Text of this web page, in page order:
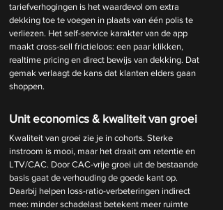
tariefverhogingen is het waardevol om extra
dekking toe te voegen in plaats van één polis te
verliezen. Het self-service karakter van de app
maakt cross-sell frictieloos: een paar klikken,
realtime pricing en direct bewijs van dekking. Dat
gemak verlaagt de kans dat klanten elders gaan
shoppen.
Unit economics & kwaliteit van groei
Kwaliteit van groei zie je in cohorts. Sterke
instroom is mooi, maar het draait om retentie en
LTV/CAC. Door CAC-vrije groei uit de bestaande
basis gaat de verhouding de goede kant op.
Daarbij helpen loss-ratio-verbeteringen indirect
mee: minder schadelast betekent meer ruimte